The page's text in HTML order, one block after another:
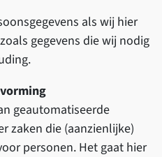
als wij hier
gegevens die wij nodig
geautomatiseerde
zaken die (aanzienlijke)
personen. Het gaat hier